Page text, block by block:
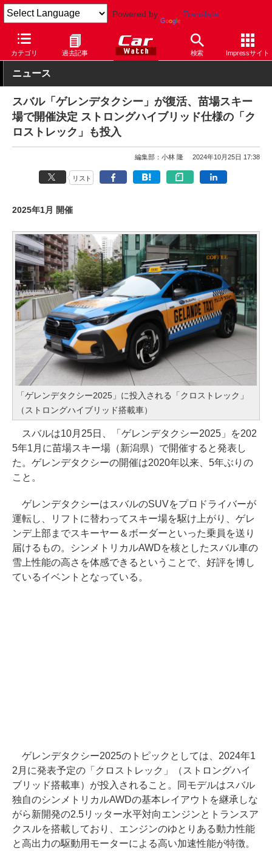
Powered by Translate
カテゴリ 過去記事 検索 Impressサイト
Car Watch 自動車 スバル
ニュース
スバル「ゲレンデタクシー」が復活、苗場スキー
場で開催決定 ストロングハイブリッド仕様の「ク
ロストレック」も投入
編集部：小林 隆 2024年10月25日 17:38
リスト
2025年1月 開催
「ゲレンデタクシー2025」に投入される「クロストレック」
（ストロングハイブリッド搭載車）
スバルは10月25日、「ゲレンデタクシー2025」を202
5年1月に苗場スキー場（新潟県）で開催すると発表し
た。ゲレンデタクシーの開催は2020年以来、5年ぶりの
こと。
ゲレンデタクシーはスバルのSUVをプロドライバーが
運転し、リフトに替わってスキー場を駆け上がり、ゲレ
ンデ上部までスキーヤー＆ボーダーといった乗員を送り
届けるもの。シンメトリカルAWDを核としたスバル車の
雪上性能の高さを体感できるということで、好評を博し
ているイベントとなっている。
ゲレンデタクシー2025のトピックとしては、2024年1
2月に発表予定の「クロストレック」（ストロングハイ
ブリッド搭載車）が投入されること。同モデルはスバル
独自のシンメトリカルAWDの基本レイアウトを継承しな
がら新開発の2.5リッター水平対向エンジンとトランスア
クスルを搭載しており、エンジンのゆとりある動力性能
と高出力の駆動用モーターによる高い加速性能が特徴。